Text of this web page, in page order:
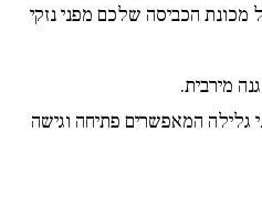
מכונת הכביסה שלכם מפני נזקי
מירבית.
גלילה המאפשרים פתיחה וגישה